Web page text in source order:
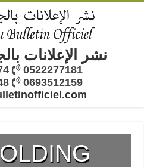
نشر الإعلانات
0522277181
0693512159